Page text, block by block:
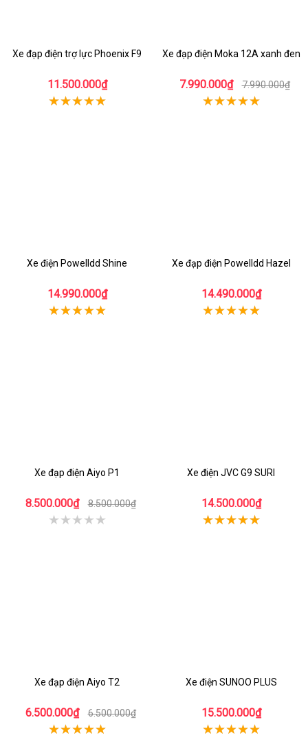
Xe đạp điện trợ lực Phoenix F9
11.500.000₫
Xe đạp điện Moka 12A xanh đen
7.990.000₫ 7.990.000₫
Xe điện Powelldd Shine
14.990.000₫
Xe đạp điện Powelldd Hazel
14.490.000₫
Xe đạp điện Aiyo P1
8.500.000₫ 8.500.000₫
Xe điện JVC G9 SURI
14.500.000₫
Xe đạp điện Aiyo T2
6.500.000₫ 6.500.000₫
Xe điện SUNOO PLUS
15.500.000₫